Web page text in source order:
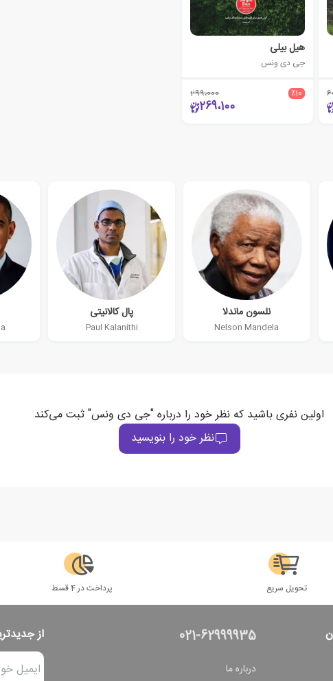
هیل بیلی
جی دی ونس
٪10 299،000
269،100
نلسون ماندلا
Nelson Mandela
پال کالانیتی
Paul Kalanithi
اولین نفری باشید که نظر خود را درباره "جی دی ونس" ثبت می‌کند
نظر خود را بنویسید
تحویل سریع پرداخت در 4 قسط
021-62999935
درباره ما
از